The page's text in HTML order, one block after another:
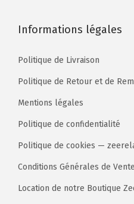
Informations légales
Politique de Livraison
Politique de Retour et de
Mentions légales
Politique de confidentialité
Politique de cookies —
Conditions Générales de
Location de notre Boutique